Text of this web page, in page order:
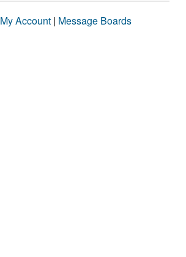
My Account | Message Boards